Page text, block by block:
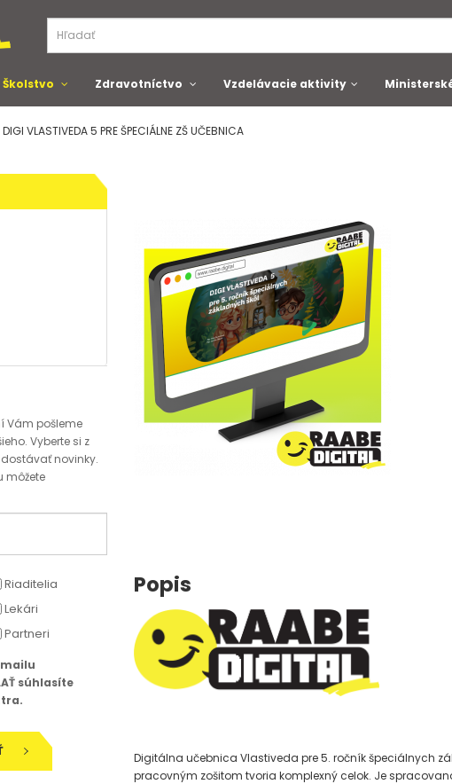
Školstvo Zdravotníctvo Vzdelávacie aktivity
DIGI VLASTIVEDA 5 PRE ŠPECIÁLNE ZŠ UČEBNICA
Vám pošleme
Vyberte si z
novinky.
môžete
Riaditelia
Lekári
Partneri
súhlasíte
Popis
Digitálna učebnica Vlastiveda pre 5. ročník špeciálnych
pracovným zošitom tvoria komplexný celok. Je